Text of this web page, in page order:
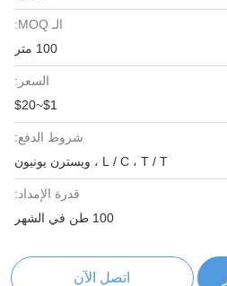
الـ MOQ:
100 متر
السعر:
$1~$20
شروط الدفع:
L / C ، T / T ، ويسترن يونيون
قدرة الإمداد:
100 طن في الشهر
اتصل الآن